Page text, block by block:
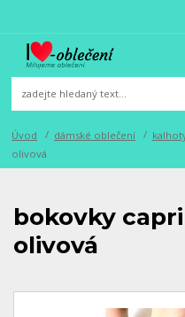
Úvod dámské oblečení
olivová
bokovky
olivová